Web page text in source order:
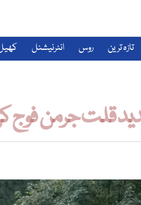
تازہ ترین روس انٹرنیشنل
قلت جرمن